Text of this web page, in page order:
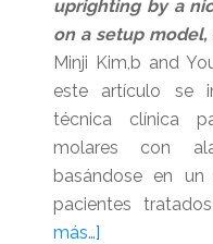
uprighting by a
on a setup model,
Minji Kim,b and
este artículo se
técnica clínica
molares con
basándose en
pacientes
más…]acerca